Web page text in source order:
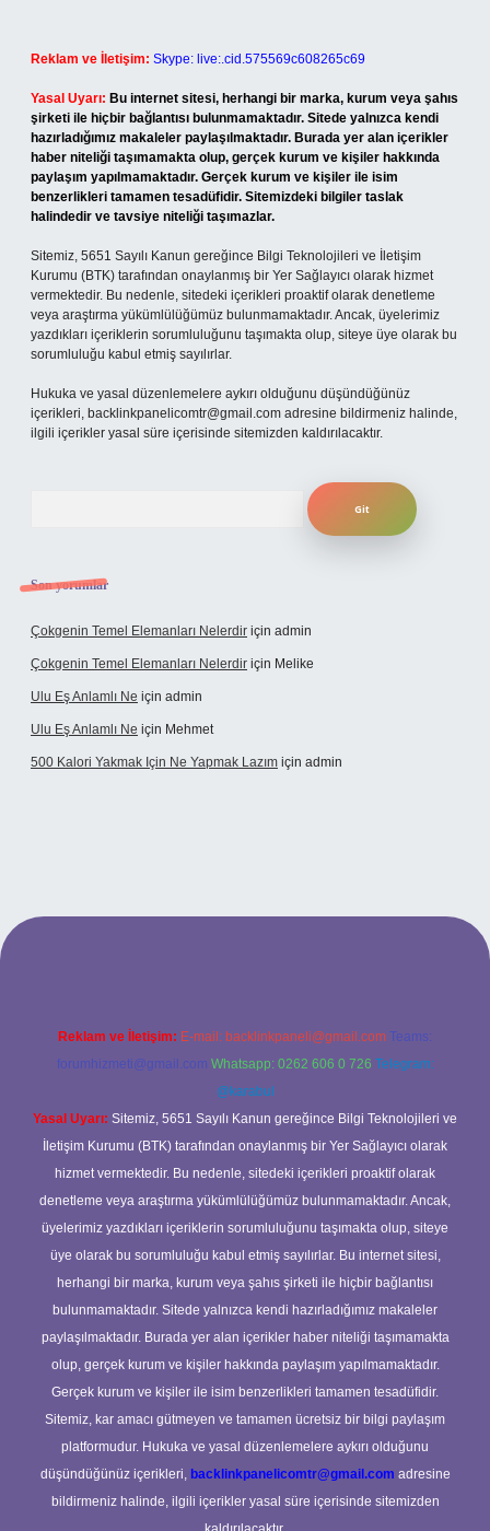
Reklam ve İletişim: Skype: live:.cid.575569c608265c69
Yasal Uyarı: Bu internet sitesi, herhangi bir marka, kurum veya şahıs
şirketi ile hiçbir bağlantısı bulunmamaktadır. Sitede yalnızca kendi
hazırladığımız makaleler paylaşılmaktadır. Burada yer alan içerikler
haber niteliği taşımamakta olup, gerçek kurum ve kişiler hakkında
paylaşım yapılmamaktadır. Gerçek kurum ve kişiler ile isim
benzerlikleri tamamen tesadüfidir. Sitemizdeki bilgiler taslak
halindedir ve tavsiye niteliği taşımazlar.
Sitemiz, 5651 Sayılı Kanun gereğince Bilgi Teknolojileri ve İletişim
Kurumu (BTK) tarafından onaylanmış bir Yer Sağlayıcı olarak hizmet
vermektedir. Bu nedenle, sitedeki içerikleri proaktif olarak denetleme
veya araştırma yükümlülüğümüz bulunmamaktadır. Ancak, üyelerimiz
yazdıkları içeriklerin sorumluluğunu taşımakta olup, siteye üye olarak bu
sorumluluğu kabul etmiş sayılırlar.
Hukuka ve yasal düzenlemelere aykırı olduğunu düşündüğünüz
içerikleri, backlinkpanelicomtr@gmail.com adresine bildirmeniz halinde,
ilgili içerikler yasal süre içerisinde sitemizden kaldırılacaktır.
Son yorumlar
Çokgenin Temel Elemanları Nelerdir için admin
Çokgenin Temel Elemanları Nelerdir için Melike
Ulu Eş Anlamlı Ne için admin
Ulu Eş Anlamlı Ne için Mehmet
500 Kalori Yakmak Için Ne Yapmak Lazım için admin
adresi
Reklam ve İletişim: E-mail: backlinkpaneli@gmail.com Teams:
forumhizmeti@gmail.com Whatsapp: 0262 606 0 726 Telegram:
@karabul
Yasal Uyarı: Sitemiz, 5651 Sayılı Kanun gereğince Bilgi Teknolojileri ve
İletişim Kurumu (BTK) tarafından onaylanmış bir Yer Sağlayıcı olarak
hizmet vermektedir. Bu nedenle, sitedeki içerikleri proaktif olarak
denetleme veya araştırma yükümlülüğümüz bulunmamaktadır. Ancak,
üyelerimiz yazdıkları içeriklerin sorumluluğunu taşımakta olup, siteye
üye olarak bu sorumluluğu kabul etmiş sayılırlar. Bu internet sitesi,
herhangi bir marka, kurum veya şahıs şirketi ile hiçbir bağlantısı
bulunmamaktadır. Sitede yalnızca kendi hazırladığımız makaleler
paylaşılmaktadır. Burada yer alan içerikler haber niteliği taşımamakta
olup, gerçek kurum ve kişiler hakkında paylaşım yapılmamaktadır.
Gerçek kurum ve kişiler ile isim benzerlikleri tamamen tesadüfidir.
Sitemiz, kar amacı gütmeyen ve tamamen ücretsiz bir bilgi paylaşım
platformudur. Hukuka ve yasal düzenlemelere aykırı olduğunu
düşündüğünüz içerikleri, backlinkpanelicomtr@gmail.com adresine
bildirmeniz halinde, ilgili içerikler yasal süre içerisinde sitemizden